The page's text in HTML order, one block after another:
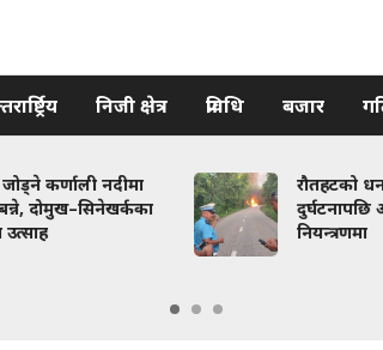
निजी क्षेत्र प्रविधि बजार
रौतहटको धनसारमा पेट्रोल ट्याङ्कर
दुर्घटनापछि आगलागी, चालक
नियन्त्रणमा